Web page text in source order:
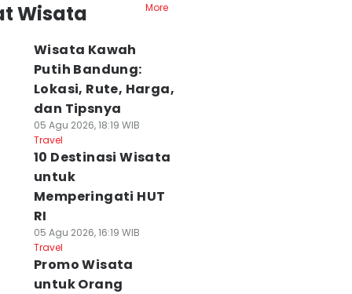
Wisata
More
Wisata Kawah
Putih Bandung:
Lokasi, Rute, Harga,
dan Tipsnya
05 Agu 2026, 18:19 WIB
Travel
10 Destinasi Wisata
untuk
Memperingati HUT
RI
05 Agu 2026, 16:19 WIB
Travel
Promo Wisata
untuk Orang